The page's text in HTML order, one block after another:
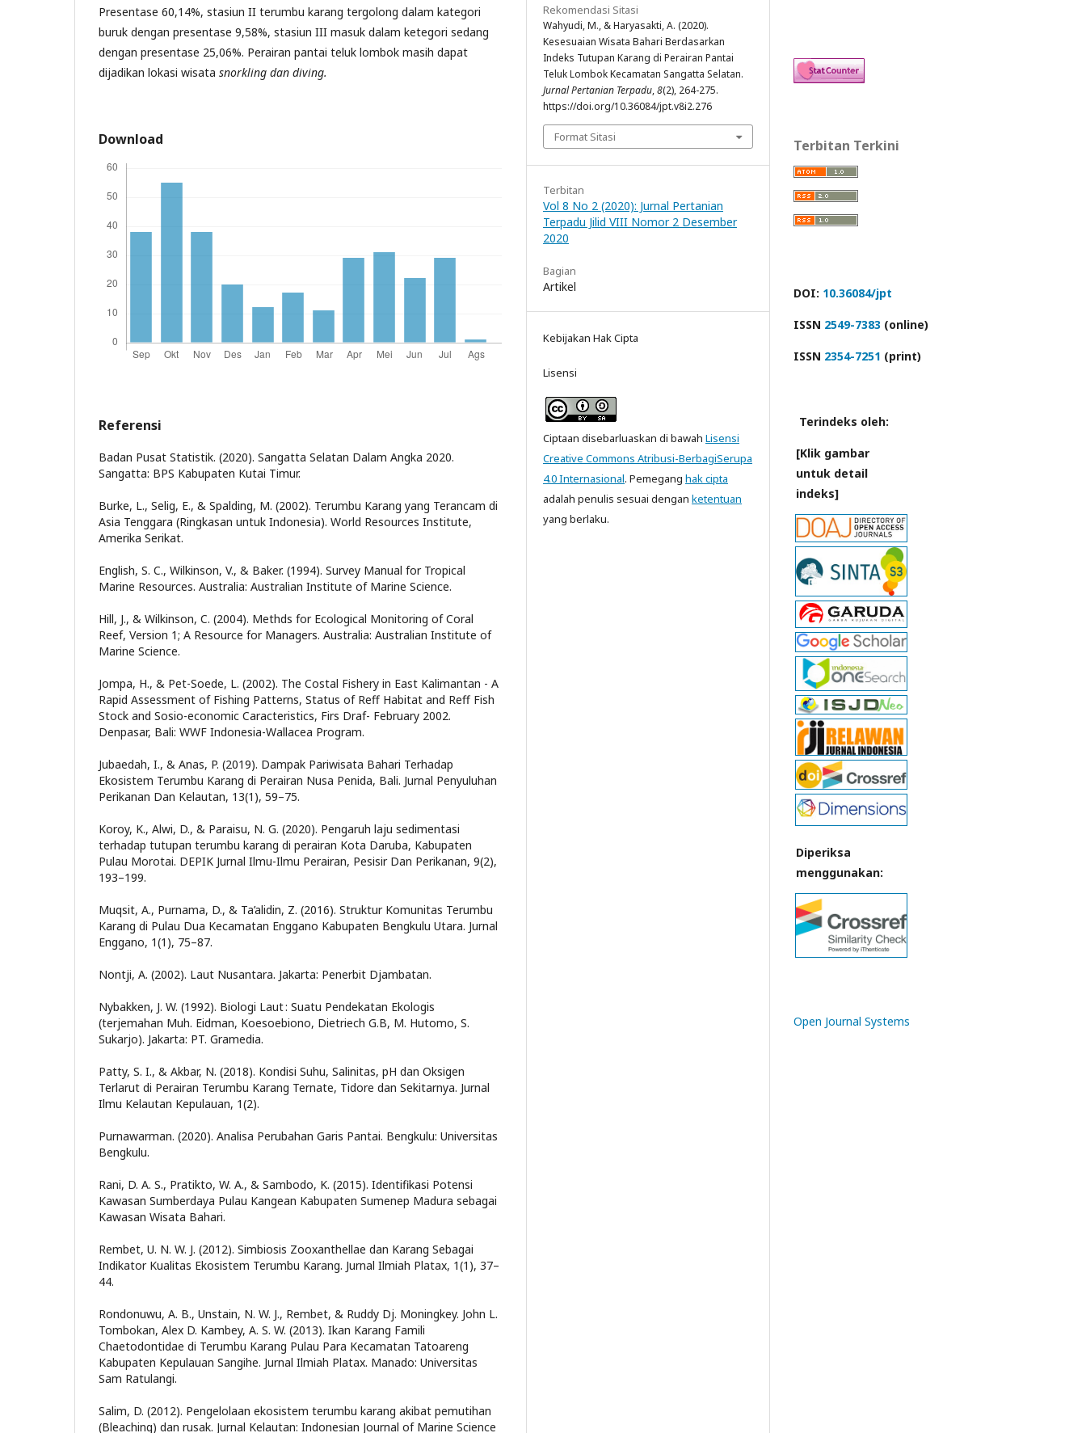
Presentase 60,14%, stasiun II terumbu karang tergolong dalam kategori
buruk dengan presentase 9,58%, stasiun III masuk dalam ketegori sedang
dengan presentase 25,06%. Perairan pantai teluk lombok masih dapat
dijadikan lokasi wisata snorkling dan diving.
Download
Referensi
Badan Pusat Statistik. (2020). Sangatta Selatan Dalam Angka 2020.
Sangatta: BPS Kabupaten Kutai Timur.
Burke, L., Selig, E., & Spalding, M. (2002). Terumbu Karang yang Terancam di
Asia Tenggara (Ringkasan untuk Indonesia). World Resources Institute,
Amerika Serikat.
English, S. C., Wilkinson, V., & Baker. (1994). Survey Manual for Tropical
Marine Resources. Australia: Australian Institute of Marine Science.
Hill, J., & Wilkinson, C. (2004). Methds for Ecological Monitoring of Coral
Reef, Version 1; A Resource for Managers. Australia: Australian Institute of
Marine Science.
Jompa, H., & Pet-Soede, L. (2002). The Costal Fishery in East Kalimantan - A
Rapid Assessment of Fishing Patterns, Status of Reff Habitat and Reff Fish
Stock and Sosio-economic Caracteristics, Firs Draf- February 2002.
Denpasar, Bali: WWF Indonesia-Wallacea Program.
Jubaedah, I., & Anas, P. (2019). Dampak Pariwisata Bahari Terhadap
Ekosistem Terumbu Karang di Perairan Nusa Penida, Bali. Jurnal Penyuluhan
Perikanan Dan Kelautan, 13(1), 59–75.
Koroy, K., Alwi, D., & Paraisu, N. G. (2020). Pengaruh laju sedimentasi
terhadap tutupan terumbu karang di perairan Kota Daruba, Kabupaten
Pulau Morotai. DEPIK Jurnal Ilmu-Ilmu Perairan, Pesisir Dan Perikanan, 9(2),
193–199.
Muqsit, A., Purnama, D., & Ta’alidin, Z. (2016). Struktur Komunitas Terumbu
Karang di Pulau Dua Kecamatan Enggano Kabupaten Bengkulu Utara. Jurnal
Enggano, 1(1), 75–87.
Nontji, A. (2002). Laut Nusantara. Jakarta: Penerbit Djambatan.
Nybakken, J. W. (1992). Biologi Laut : Suatu Pendekatan Ekologis
(terjemahan Muh. Eidman, Koesoebiono, Dietriech G.B, M. Hutomo, S.
Sukarjo). Jakarta: PT. Gramedia.
Patty, S. I., & Akbar, N. (2018). Kondisi Suhu, Salinitas, pH dan Oksigen
Terlarut di Perairan Terumbu Karang Ternate, Tidore dan Sekitarnya. Jurnal
Ilmu Kelautan Kepulauan, 1(2).
Purnawarman. (2020). Analisa Perubahan Garis Pantai. Bengkulu: Universitas
Bengkulu.
Rani, D. A. S., Pratikto, W. A., & Sambodo, K. (2015). Identifikasi Potensi
Kawasan Sumberdaya Pulau Kangean Kabupaten Sumenep Madura sebagai
Kawasan Wisata Bahari.
Rembet, U. N. W. J. (2012). Simbiosis Zooxanthellae dan Karang Sebagai
Indikator Kualitas Ekosistem Terumbu Karang. Jurnal Ilmiah Platax, 1(1), 37–
44.
Rondonuwu, A. B., Unstain, N. W. J., Rembet, & Ruddy Dj. Moningkey. John L.
Tombokan, Alex D. Kambey, A. S. W. (2013). Ikan Karang Famili
Chaetodontidae di Terumbu Karang Pulau Para Kecamatan Tatoareng
Kabupaten Kepulauan Sangihe. Jurnal Ilmiah Platax. Manado: Universitas
Sam Ratulangi.
Salim, D. (2012). Pengelolaan ekosistem terumbu karang akibat pemutihan
(Bleaching) dan rusak. Jurnal Kelautan: Indonesian Journal of Marine Science
Rekomendasi Sitasi
Wahyudi, M., & Haryasakti, A. (2020).
Kesesuaian Wisata Bahari Berdasarkan
Indeks Tutupan Karang di Perairan Pantai
Teluk Lombok Kecamatan Sangatta Selatan.
Jurnal Pertanian Terpadu,8(2), 264-275.
https://doi.org/10.36084/jpt.v8i2.276
Format Sitasi
Terbitan
Vol 8 No 2 (2020): Jurnal Pertanian
Terpadu Jilid VIII Nomor 2 Desember
2020
Bagian
Artikel
Kebijakan Hak Cipta
Lisensi
Ciptaan disebarluaskan di bawah Lisensi
Creative Commons Atribusi-BerbagiSerupa
4.0 Internasional. Pemegang hak cipta
adalah penulis sesuai dengan ketentuan
yang berlaku.
Terbitan Terkini
DOI: 10.36084/jpt
ISSN 2549-7383 (online)
ISSN 2354-7251 (print)
Terindeks oleh:
[Klik gambar
untuk detail
indeks]
Diperiksa
menggunakan:
Open Journal Systems